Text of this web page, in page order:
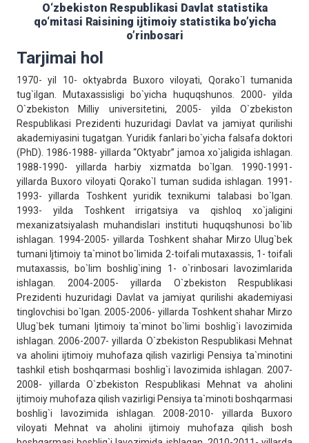
O‘zbekiston Respublikаsi Dаvlаt stаtistikа
qo‘mitаsi Rаisining ijtimoiy statistika bo’yicha
o’rinbosari
Tarjimai hol
1970- yil 10- oktyabrda Buxoro viloyati, Qorako`l tumanida
tug`ilgan. Mutaxassisligi bo`yicha huquqshunos. 2000- yilda
O`zbekiston Milliy universitetini, 2005- yilda O`zbekiston
Respublikasi Prezidenti huzuridagi Davlat va jamiyat qurilishi
akademiyasini tugatgan. Yuridik fanlari bo`yicha falsafa doktori
(PhD). 1986-1988- yillarda “Oktyabr” jamoa xo`jaligida ishlagan.
1988-1990- yillarda harbiy xizmatda bo`lgan. 1990-1991-
yillarda Buxoro viloyati Qorako`l tuman sudida ishlagan. 1991-
1993- yillarda Toshkent yuridik texnikumi talabasi bo`lgan.
1993- yilda Toshkent irrigatsiya va qishloq xo`jaligini
mexanizatsiyalash muhandislari instituti huquqshunosi bo`lib
ishlagan. 1994-2005- yillarda Toshkent shahar Mirzo Ulug`bek
tumani Ijtimoiy ta`minot bo`limida 2-toifali mutaxassis, 1- toifali
mutaxassis, bo`lim boshlig`ining 1- o`rinbosari lavozimlarida
ishlagan. 2004-2005- yillarda O`zbekiston Respublikasi
Prezidenti huzuridagi Davlat va jamiyat qurilishi akademiyasi
tinglovchisi bo`lgan. 2005-2006- yillarda Toshkent shahar Mirzo
Ulug`bek tumani Ijtimoiy ta`minot bo`limi boshlig`i lavozimida
ishlagan. 2006-2007- yillarda O`zbekiston Respublikasi Mehnat
va aholini ijtimoiy muhofaza qilish vazirligi Pensiya ta`minotini
tashkil etish boshqarmasi boshlig`i lavozimida ishlagan. 2007-
2008- yillarda O`zbekiston Respublikasi Mehnat va aholini
ijtimoiy muhofaza qilish vazirligi Pensiya ta`minoti boshqarmasi
boshlig`i lavozimida ishlagan. 2008-2010- yillarda Buxoro
viloyati Mehnat va aholini ijtimoiy muhofaza qilish bosh